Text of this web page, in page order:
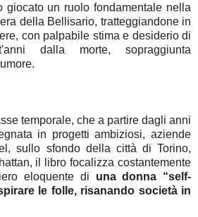
giocato un ruolo fondamentale nella
della Bellisario, tratteggiandone in
con palpabile stima e desiderio di
dalla morte, sopraggiunta
temporale, che a partire dagli anni
in progetti ambiziosi, aziende
sullo sfondo della città di Torino,
il libro focalizza costantemente
eloquente di una donna “self-
le folle, risanando società in